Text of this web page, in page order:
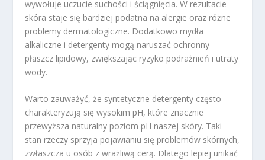
wywołuje uczucie suchości i ściągnięcia. W rezultacie
skóra staje się bardziej podatna na alergie oraz różne
problemy dermatologiczne. Dodatkowo mydła
alkaliczne i detergenty mogą naruszać ochronny
płaszcz lipidowy, zwiększając ryzyko podrażnień i utraty
wody.
Warto zauważyć, że syntetyczne detergenty często
charakteryzują się wysokim pH, które znacznie
przewyższa naturalny poziom pH naszej skóry. Taki
stan rzeczy sprzyja pojawianiu się problemów skórnych,
zwłaszcza u osób z wrażliwą cerą. Dlatego lepiej unikać